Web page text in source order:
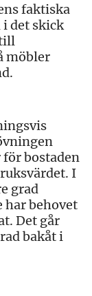
faktiska
det skick
möbler
bostaden
I
grad
har behovet
Det går
bakåt i